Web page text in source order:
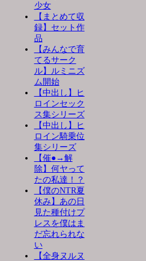
少女
【まとめて収
録】セット作
品
【みんなで育
てるサーク
ル】ルミニズ
ム開始
【中出し】ヒ
ロインセック
ス集シリーズ
【中出し】ヒ
ロイン騎乗位
集シリーズ
【催●→解
除】何ヤって
たの私達！？
【僕のNTR夏
休み】あの日
見た種付けプ
レスを僕はま
だ忘れられな
い
【全身ヌルヌ